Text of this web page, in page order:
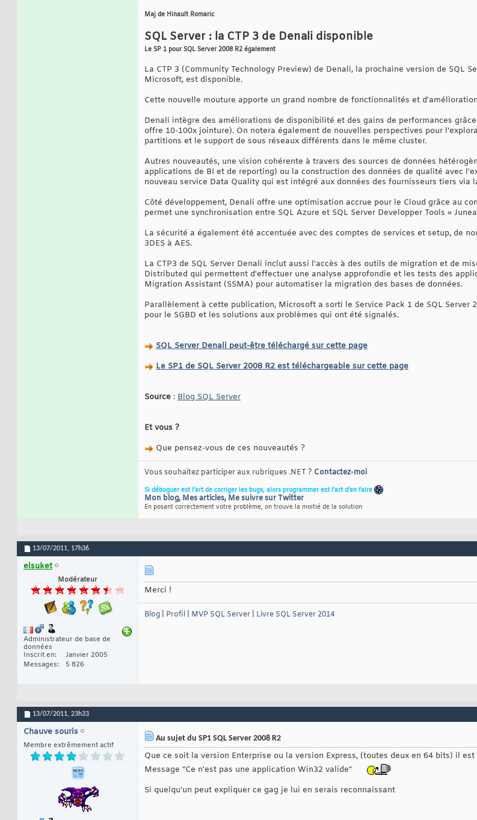
Maj de Hinault Romaric
SQL Server : la CTP 3 de Denali disponible
Le SP 1 pour SQL Server 2008 R2 également
La CTP 3 (Community Technology Preview) de Denali, la prochaine version de SQL
Microsoft, est disponible.
Cette nouvelle mouture apporte un grand nombre de fonctionnalités et
Denali intègre des améliorations de disponibilité et des gains de performances
offre 10-100x jointure). On notera également de nouvelles perspectives pour
partitions et le support de sous réseaux différents dans le même cluster.
Autres nouveautés, une vision cohérente à travers des sources de données
applications de BI et de reporting) ou la construction des données de qualité avec
nouveau service Data Quality qui est intégré aux données des fournisseurs tiers via
Côté développement, Denali offre une optimisation accrue pour le Cloud grâce au
permet une synchronisation entre SQL Azure et SQL Server Developper Tools «
La sécurité a également été accentuée avec des comptes de services et setup, de
3DES à AES.
La CTP3 de SQL Server Denali inclut aussi l'accès à des outils de migration et de
Distributed qui permettent d'effectuer une analyse approfondie et les tests des
Migration Assistant (SSMA) pour automatiser la migration des bases de données.
Parallèlement à cette publication, Microsoft a sorti le Service Pack 1 de SQL Server
pour le SGBD et les solutions aux problèmes qui ont été signalés.
SQL Server Denali peut-être téléchargé sur cette page
Le SP1 de SQL Server 2008 R2 est téléchargeable sur cette page
Source : Blog SQL Server
Et vous ?
Que pensez-vous de ces nouveautés ?
Vous souhaitez participer aux rubriques .NET ? Contactez-moi
Si déboguer est l’art de corriger les bugs, alors programmer est l’art d’en faire
Mon blog, Mes articles, Me suivre sur Twitter
En posant correctement votre problème, on trouve la moitié de la solution
13/07/2011, 17h36
elsuket
Modérateur
Administrateur de base de
données
Inscrit en
Janvier 2005
Messages
5 826
Merci !
Blog | Profil | MVP SQL Server | Livre SQL Server 2014
13/07/2011, 23h33
Chauve souris
Membre extrêmement actif
Au sujet du SP1 SQL Server 2008 R2
Que ce soit la version Enterprise ou la version Express, (toutes deux en 64 bits) il
Message "Ce n'est pas une application Win32 valide"
Si quelqu'un peut expliquer ce gag je lui en serais reconnaissant